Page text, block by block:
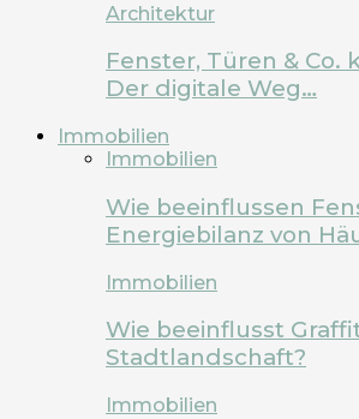
Architektur
Fenster, Türen & Co.
Der digitale Weg…
Immobilien
Immobilien
Wie beeinflussen
Energiebilanz von
Immobilien
Wie beeinflusst
Stadtlandschaft?
Immobilien